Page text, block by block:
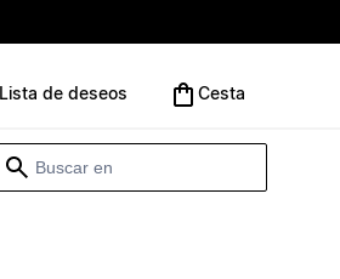
Lista de deseos Cesta